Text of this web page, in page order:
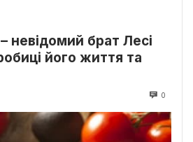
невідомий брат Лесі
його життя та
0